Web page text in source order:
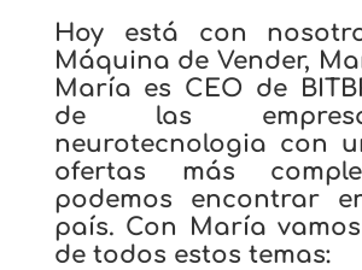
Hoy está con
Máquina de Vender,
María es CEO de
de las
neurotecnologia con
ofertas más
podemos encontrar
país. Con María
de todos estos temas: